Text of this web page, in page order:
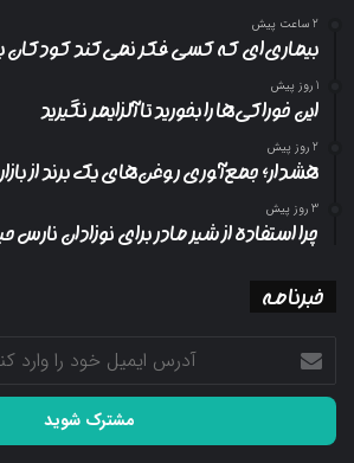
2 ساعت پیش
بیماری‌ای که کسی فکر نمی‌کند کودکان
1 روز پیش
این خوراکی‌ها را بخورید تا آلزایمر نگیرید
2 روز پیش
هشدار؛ جمع‌آوری روغن‌های یک برند از
3 روز پیش
چرا استفاده از شیر مادر برای نوزادان
خبرنامه
آدرس
ایمیل
خود
وارد